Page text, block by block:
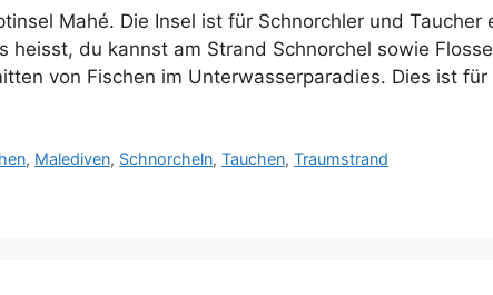
Mahé. Die Insel ist für Schnorchler und
heisst, du kannst am Strand Schnorchel sowie
von Fischen im Unterwasserparadies. Dies ist
, Malediven, Schnorcheln,Tauchen,Traumstrand